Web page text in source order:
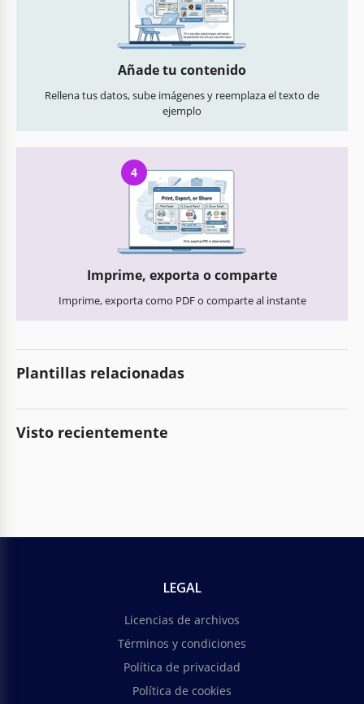
Añade tu contenido
Rellena tus datos, sube imágenes y reemplaza el texto de
ejemplo
4
Imprime, exporta o comparte
Imprime, exporta como PDF o comparte al instante
Plantillas relacionadas
Visto recientemente
LEGAL
Licencias de archivos
Términos y condiciones
Política de privacidad
Política de cookies